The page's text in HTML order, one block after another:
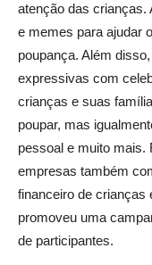
atenção das crianças.
e memes para ajudar
poupança. Além
expressivas com
crianças e suas
poupar, mas
pessoal e muito mais.
empresas também
financeiro de crianças
promoveu uma
de participantes.